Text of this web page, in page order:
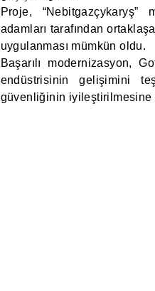
Proje, “Nebitgazçykaryş”
adamları tarafından
uygulanması mümkün oldu.
Başarılı modernizasyon,
endüstrisinin gelişimini
güvenliğinin iyileştirilmesine